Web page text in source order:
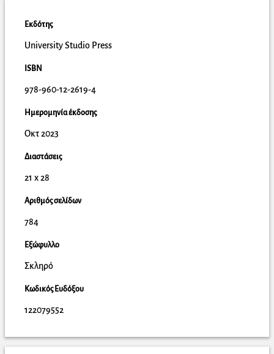
Εκδότης
University Studio Press
ISBN
978-960-12-2619-4
Ημερομηνία έκδοσης
Οκτ 2023
Διαστάσεις
21 x 28
Αριθμός σελίδων
784
Εξώφυλλο
Σκληρό
Κωδικός Ευδόξου
122079552